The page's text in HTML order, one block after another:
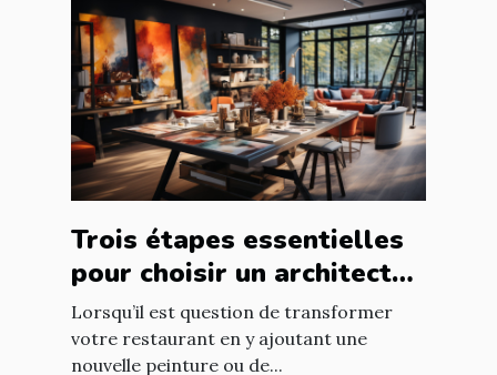
Trois étapes essentielles
pour choisir un architecte
d’intérieur
Lorsqu’il est question de transformer
votre restaurant en y ajoutant une
nouvelle peinture ou de...